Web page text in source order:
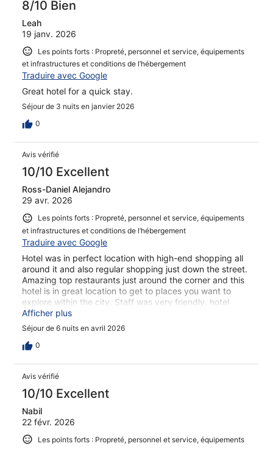
8/10 Bien
Leah
19 janv. 2026
Les points forts : Propreté, personnel et service, équipements
et infrastructures et conditions de l’hébergement
Traduire avec Google
Great hotel for a quick stay.
Séjour de 3 nuits en janvier 2026
0
Avis vérifié
10/10 Excellent
Ross-Daniel Alejandro
29 avr. 2026
Les points forts : Propreté, personnel et service, équipements
et infrastructures et conditions de l’hébergement
Traduire avec Google
Hotel was in perfect location with high-end shopping all
around it and also regular shopping just down the street.
Amazing top restaurants just around the corner and this
hotel is in great location to get to places you want to
explore within the city. Staff was very friendly, hotel
room was large and the shower was really nice with. I
can't say enough great things about this hotel. Highly
recommend.
Afficher plus
Séjour de 6 nuits en avril 2026
0
Avis vérifié
10/10 Excellent
Nabil
22 févr. 2026
Les points forts : Propreté, personnel et service, équipements